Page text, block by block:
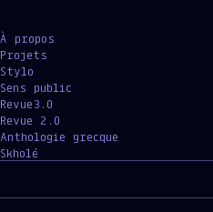
À propos
Projets
Stylo
Sens public
Revue3.0
Revue 2.0
Anthologie grecque
Skholé